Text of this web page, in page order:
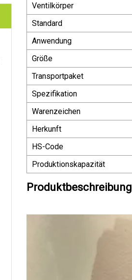
Ventilkörper
Standard
Anwendung
Größe
Transportpaket
Spezifikation
Warenzeichen
Herkunft
HS-Code
Produktionskapazität
Produktbeschreibung